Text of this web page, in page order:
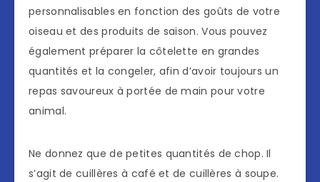
personnalisables en fonction des goûts de votre
oiseau et des produits de saison. Vous pouvez
également préparer la côtelette en grandes
quantités et la congeler, afin d’avoir toujours un
repas savoureux à portée de main pour votre
animal.
Ne donnez que de petites quantités de chop. Il
s’agit de cuillères à café et de cuillères à soupe.